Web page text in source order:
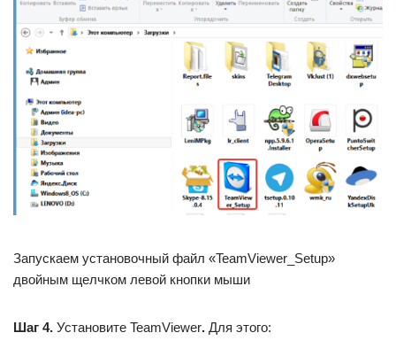
Запускаем установочный файл «TeamViewer_Setup»
двойным щелчком левой кнопки мыши
Шаг 4. Установите TeamViewer. Для этого: